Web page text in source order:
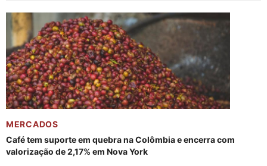
MERCADOS
Café tem suporte em quebra na Colômbia e encerra com
valorização de 2,17% em Nova York